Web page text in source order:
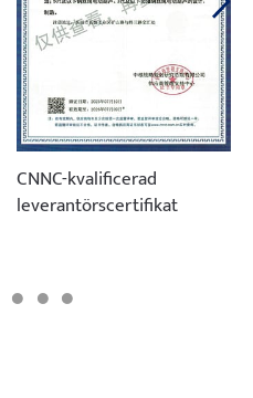
CNNC-kvalificerad
leverantörscertifikat